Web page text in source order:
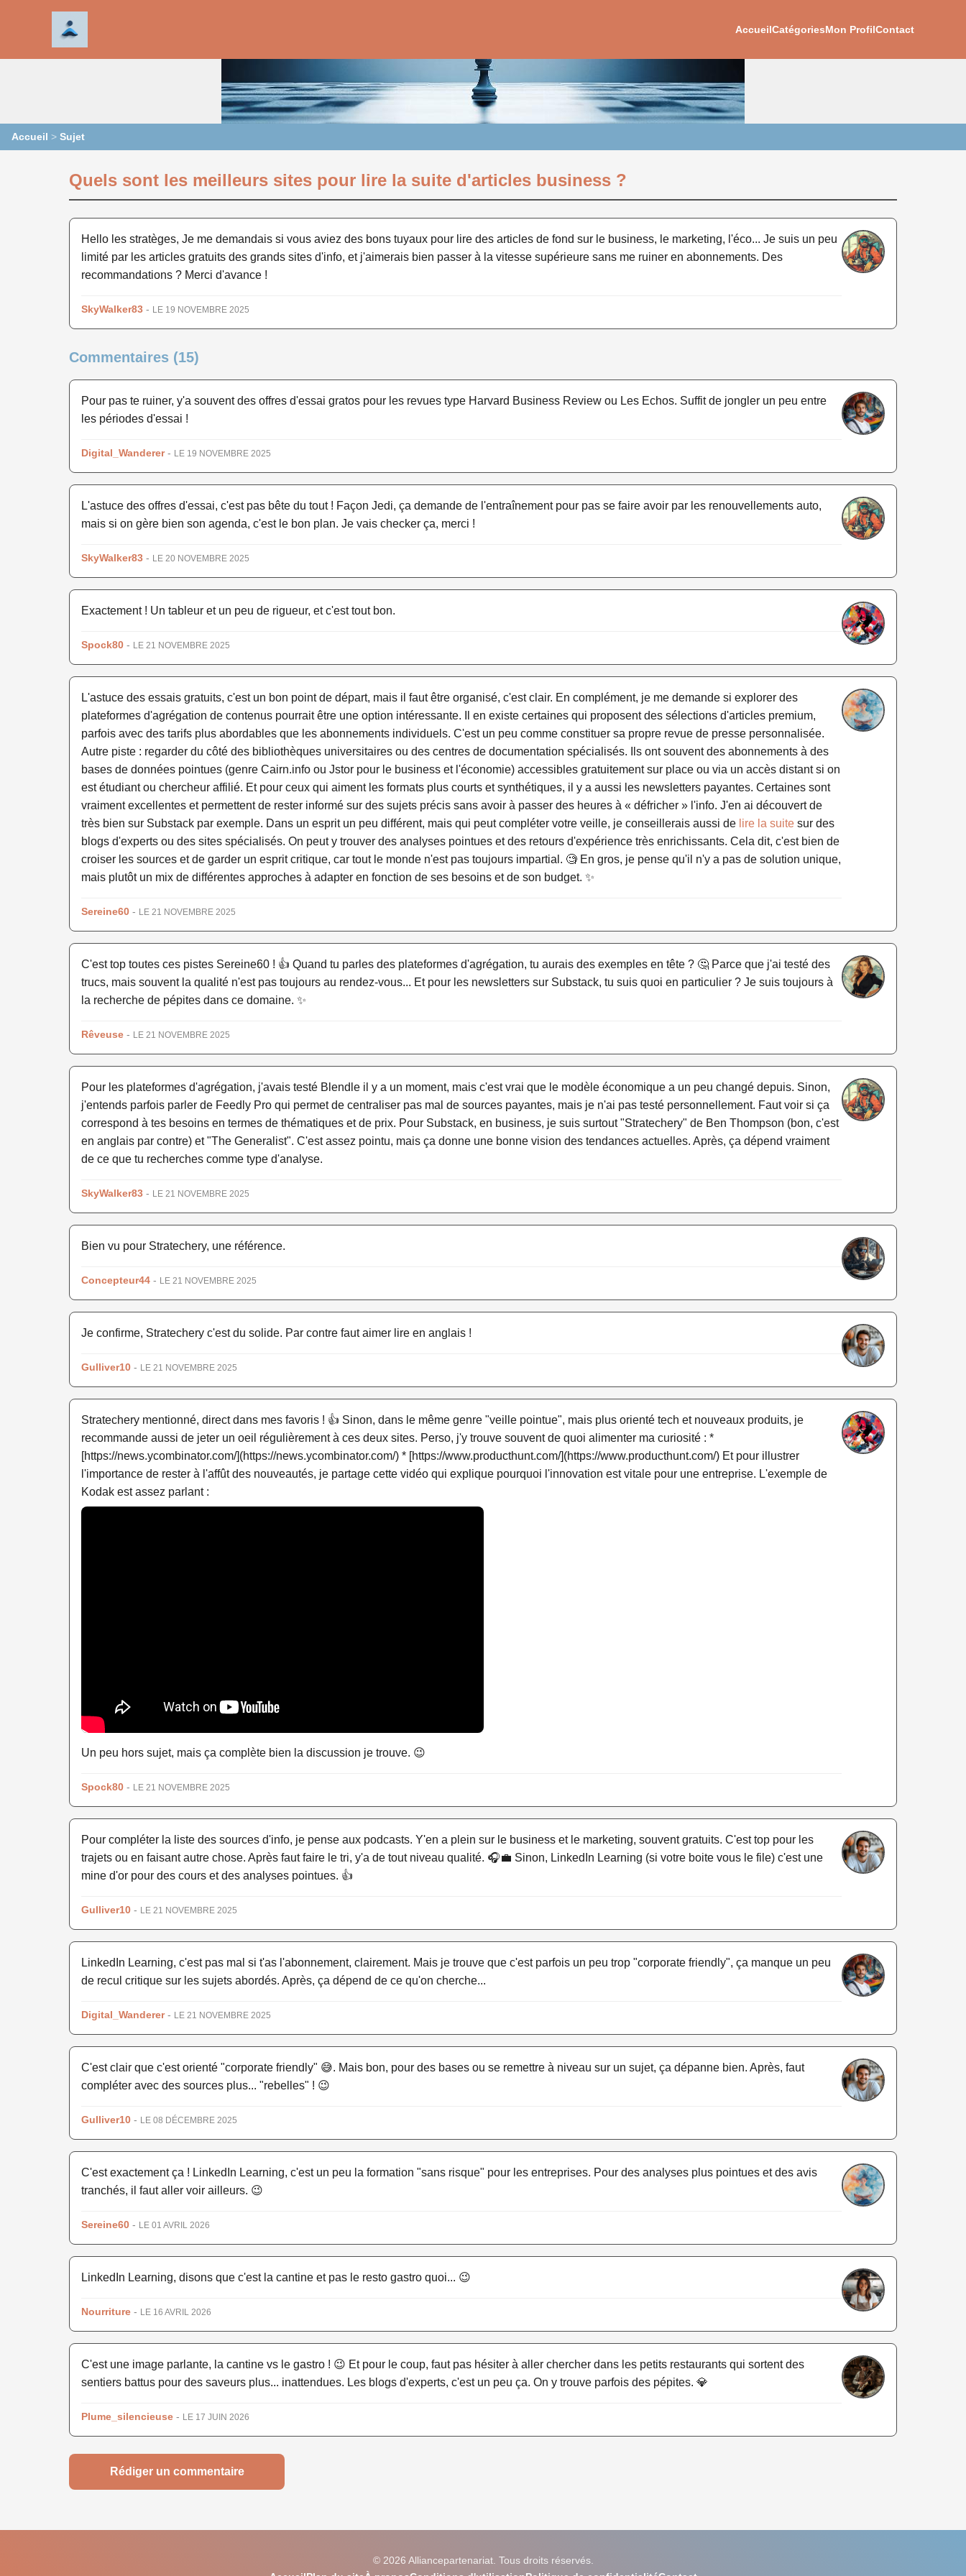
AccueilCatégoriesMon ProfilContact
Accueil > Sujet
Quels sont les meilleurs sites pour lire la suite d'articles business ?
Hello les stratèges, Je me demandais si vous aviez des bons tuyaux pour lire des articles de fond sur le business, le marketing, l'éco... Je suis un peu
limité par les articles gratuits des grands sites d'info, et j'aimerais bien passer à la vitesse supérieure sans me ruiner en abonnements. Des
recommandations ? Merci d'avance !
SkyWalker83 - LE 19 NOVEMBRE 2025
Commentaires (15)
Pour pas te ruiner, y'a souvent des offres d'essai gratos pour les revues type Harvard Business Review ou Les Echos. Suffit de jongler un peu entre
les périodes d'essai !
Digital_Wanderer- LE 19 NOVEMBRE 2025
L'astuce des offres d'essai, c'est pas bête du tout ! Façon Jedi, ça demande de l'entraînement pour pas se faire avoir par les renouvellements auto,
mais si on gère bien son agenda, c'est le bon plan. Je vais checker ça, merci !
SkyWalker83 - LE 20 NOVEMBRE 2025
Exactement ! Un tableur et un peu de rigueur, et c'est tout bon.
Spock80 - LE 21 NOVEMBRE 2025
L'astuce des essais gratuits, c'est un bon point de départ, mais il faut être organisé, c'est clair. En complément, je me demande si explorer des
plateformes d'agrégation de contenus pourrait être une option intéressante. Il en existe certaines qui proposent des sélections d'articles premium,
parfois avec des tarifs plus abordables que les abonnements individuels. C'est un peu comme constituer sa propre revue de presse personnalisée.
Autre piste : regarder du côté des bibliothèques universitaires ou des centres de documentation spécialisés. Ils ont souvent des abonnements à des
bases de données pointues (genre Cairn.info ou Jstor pour le business et l'économie) accessibles gratuitement sur place ou via un accès distant si on
est étudiant ou chercheur affilié. Et pour ceux qui aiment les formats plus courts et synthétiques, il y a aussi les newsletters payantes. Certaines sont
vraiment excellentes et permettent de rester informé sur des sujets précis sans avoir à passer des heures à « défricher » l'info. J'en ai découvert de
très bien sur Substack par exemple. Dans un esprit un peu différent, mais qui peut compléter votre veille, je conseillerais aussi de lire la suite sur des
blogs d'experts ou des sites spécialisés. On peut y trouver des analyses pointues et des retours d'expérience très enrichissants. Cela dit, c'est bien de
croiser les sources et de garder un esprit critique, car tout le monde n'est pas toujours impartial. 🧐 En gros, je pense qu'il n'y a pas de solution unique,
mais plutôt un mix de différentes approches à adapter en fonction de ses besoins et de son budget. ✨
Sereine60 - LE 21 NOVEMBRE 2025
C'est top toutes ces pistes Sereine60 ! 👍 Quand tu parles des plateformes d'agrégation, tu aurais des exemples en tête ? 🤔 Parce que j'ai testé des
trucs, mais souvent la qualité n'est pas toujours au rendez-vous... Et pour les newsletters sur Substack, tu suis quoi en particulier ? Je suis toujours à
la recherche de pépites dans ce domaine. ✨
Rêveuse - LE 21 NOVEMBRE 2025
Pour les plateformes d'agrégation, j'avais testé Blendle il y a un moment, mais c'est vrai que le modèle économique a un peu changé depuis. Sinon,
j'entends parfois parler de Feedly Pro qui permet de centraliser pas mal de sources payantes, mais je n'ai pas testé personnellement. Faut voir si ça
correspond à tes besoins en termes de thématiques et de prix. Pour Substack, en business, je suis surtout "Stratechery" de Ben Thompson (bon, c'est
en anglais par contre) et "The Generalist". C'est assez pointu, mais ça donne une bonne vision des tendances actuelles. Après, ça dépend vraiment
de ce que tu recherches comme type d'analyse.
SkyWalker83 - LE 21 NOVEMBRE 2025
Bien vu pour Stratechery, une référence.
Concepteur44 - LE 21 NOVEMBRE 2025
Je confirme, Stratechery c'est du solide. Par contre faut aimer lire en anglais !
Gulliver10 - LE 21 NOVEMBRE 2025
Stratechery mentionné, direct dans mes favoris ! 👍 Sinon, dans le même genre "veille pointue", mais plus orienté tech et nouveaux produits, je
recommande aussi de jeter un oeil régulièrement à ces deux sites. Perso, j'y trouve souvent de quoi alimenter ma curiosité : *
[https://news.ycombinator.com/](https://news.ycombinator.com/) * [https://www.producthunt.com/](https://www.producthunt.com/) Et pour illustrer
l'importance de rester à l'affût des nouveautés, je partage cette vidéo qui explique pourquoi l'innovation est vitale pour une entreprise. L'exemple de
Kodak est assez parlant :
Un peu hors sujet, mais ça complète bien la discussion je trouve. 😉
Spock80 - LE 21 NOVEMBRE 2025
Pour compléter la liste des sources d'info, je pense aux podcasts. Y'en a plein sur le business et le marketing, souvent gratuits. C'est top pour les
trajets ou en faisant autre chose. Après faut faire le tri, y'a de tout niveau qualité. 🎧💼 Sinon, LinkedIn Learning (si votre boite vous le file) c'est une
mine d'or pour des cours et des analyses pointues. 👍
Gulliver10 - LE 21 NOVEMBRE 2025
LinkedIn Learning, c'est pas mal si t'as l'abonnement, clairement. Mais je trouve que c'est parfois un peu trop "corporate friendly", ça manque un peu
de recul critique sur les sujets abordés. Après, ça dépend de ce qu'on cherche...
Digital_Wanderer- LE 21 NOVEMBRE 2025
C'est clair que c'est orienté "corporate friendly" 😅. Mais bon, pour des bases ou se remettre à niveau sur un sujet, ça dépanne bien. Après, faut
compléter avec des sources plus... "rebelles" ! 😉
Gulliver10 - LE 08 DÉCEMBRE 2025
C'est exactement ça ! LinkedIn Learning, c'est un peu la formation "sans risque" pour les entreprises. Pour des analyses plus pointues et des avis
tranchés, il faut aller voir ailleurs. 😉
Sereine60 - LE 01 AVRIL 2026
LinkedIn Learning, disons que c'est la cantine et pas le resto gastro quoi... 😉
Nourriture - LE 16 AVRIL 2026
C'est une image parlante, la cantine vs le gastro ! 😉 Et pour le coup, faut pas hésiter à aller chercher dans les petits restaurants qui sortent des
sentiers battus pour des saveurs plus... inattendues. Les blogs d'experts, c'est un peu ça. On y trouve parfois des pépites. 💎
Plume_silencieuse - LE 17 JUIN 2026
Rédiger un commentaire
© 2026 Alliancepartenariat. Tous droits réservés.